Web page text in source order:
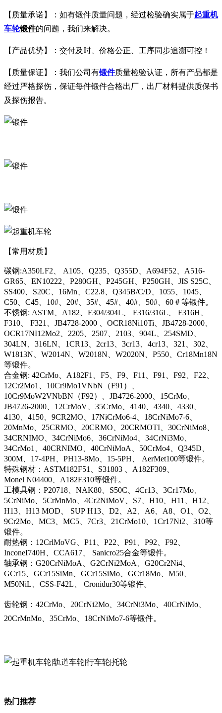
【质量承诺】：如有锻件质量问题，经过检验确实属于起重机
车轮锻件的问题，我们来解决。
【产品优势】：交付及时、价格公正、工序同步追溯可控！
【质量保证】：我们公司有锻件质量检验认证，所有产品都是
经过严格探伤，保证每件锻件合格出厂，出厂材料提供质保书
及探伤报告。
【常用材质】
碳钢:A350LF2、 A105、Q235、Q355D、A694F52、A516-
GR65、EN10222、P280GH、P245GH、P250GH、JIS S25C、
SS400、S20C、16Mn、C22.8、Q345B/C/D、1055、1045、
C50、C45、10#、20#、35#、45#、40#、50#、60＃等锻件。
不锈钢: ASTM、A182、F304/304L、 F316/316L、 F316H、
F310、 F321、JB4728-2000 、OCR18Ni10Ti、JB4728-2000、
OCR17NI12Mo2、2205、2507、2103、904L、254SMD、
304LN、316LN、1CR13、2cr13、3cr13、4cr13、321、302、
W1813N、W2014N、W2018N、W2020N、P550、Cr18Mn18N
等锻件。
合金钢: 42CrMo、A182F1、F5、F9、F11、F91、F92、F22、
12Cr2Mo1、10Cr9Mo1VNbN（F91）、
10Cr9MoW2VNbBN（F92）、JB4726-2000、15CrMo、
JB4726-2000、12CrMoV、35CrMo、4140、4340、4330、
4130、4150、9CR2MO、17NiCrMo6-4、18CrNiMo7-6、
20MnMo、25CRMO、20CRMO、20CRMOTI、30CrNiMo8、
34CRNIMO、34CrNiMo6、36CrNiMo4、34CrNi3Mo、
34CrMo1、40CRNIMO、40CrNiMoA、50CrMo4、Q345D、
300M、17-4PH、PH13-8Mo、15-5PH、 AerMet100等锻件。
特殊钢材：ASTM182F51、S31803 、A182F309、
Monel N04400、A182F310等锻件。
工模具钢：P20718、NAK80、S50C、4Cr13、3Cr17Mo、
5CrNiMo、5CrMnMo、4Cr2NiMoV、S7、H10、H11、H12、
H13、H13 MOD、 SUP H13、D2、A2、A6、A8、O1、O2、
9Cr2Mo、MC3、MC5、7Cr3、21CrMo10、1Cr17Ni2、310等
锻件。
耐热钢：12CrlMoVG、P11、P22、P91、P92、F92、
InconeI740H、CCA617、 Sanicro25合金等锻件。
轴承钢：G20CrNiMoA、G2CrNi2MoA、G20Cr2Ni4、
GCr15、GCr15SiMn、GCr15SiMo、GCr18Mo、M50、
M50NiL、CSS-F42L、 Cronidur30等锻件。
齿轮钢：42CrMo、20CrNi2Mo、34CrNi3Mo、40CrNiMo、
20CrMnMo、35CrMo、18CrNiMo7-6等锻件。
热门推荐